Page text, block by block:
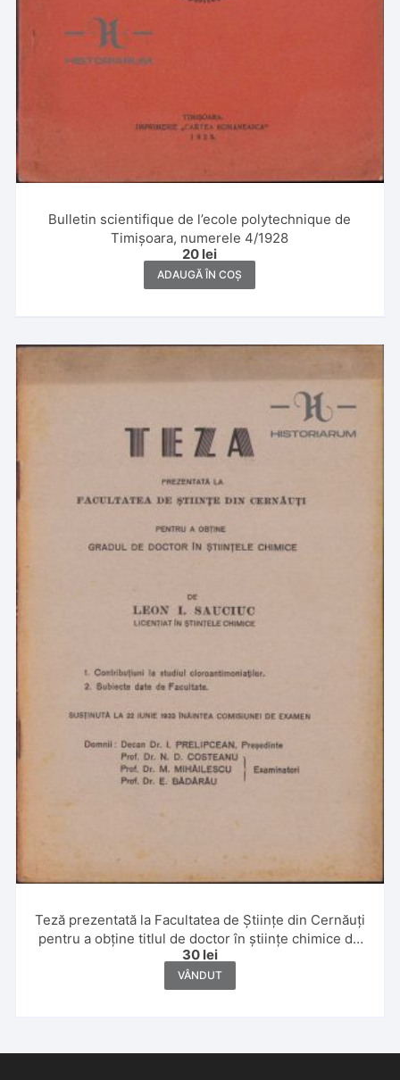
Bulletin scientifique de l’ecole polytechnique de
Timișoara, numerele 4/1928
20 lei
ADAUGĂ ÎN COȘ
Teză prezentată la Facultatea de Științe din Cernăuți
pentru a obține titlul de doctor în științe chimice de
Leon Sauciuc, 1933
30 lei
VÂNDUT